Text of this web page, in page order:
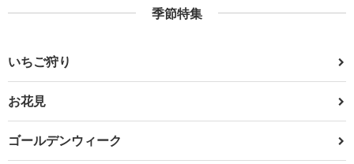
季節特集
いちご狩り
お花見
ゴールデンウィーク